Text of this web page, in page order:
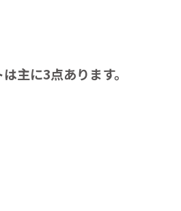
主に3点あります。